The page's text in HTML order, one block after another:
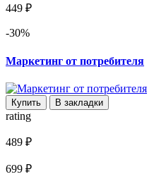
449 ₽
-30%
Маркетинг от потребителя
Купить В закладки
rating
489 ₽
699 ₽